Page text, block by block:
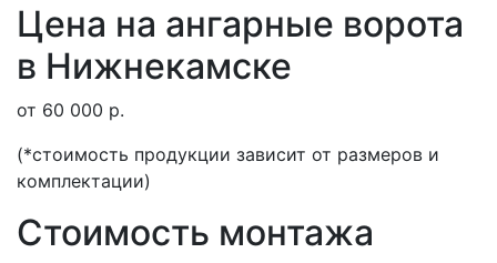
Цена на ангарные ворота
в Нижнекамске
от 60 000 р.
(*стоимость продукции зависит от размеров и
комплектации)
Стоимость монтажа